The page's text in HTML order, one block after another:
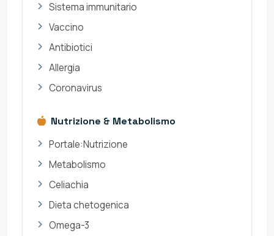
Sistema immunitario
Vaccino
Antibiotici
Allergia
Coronavirus
Nutrizione & Metabolismo
Portale:Nutrizione
Metabolismo
Celiachia
Dieta chetogenica
Omega-3